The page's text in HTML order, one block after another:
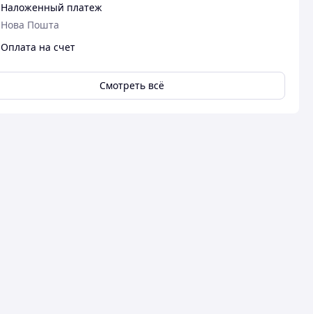
Наложенный платеж
Нова Пошта
Оплата на счет
Смотреть всё